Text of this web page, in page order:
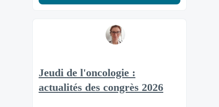
Jeudi de l'oncologie :
actualités des congrès 2026